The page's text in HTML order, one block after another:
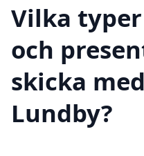
Vilka
och
skicka
Lundby?